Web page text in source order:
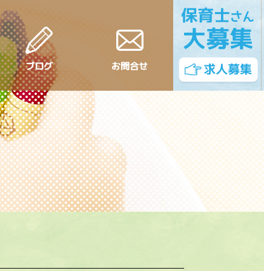
ブログ お問合せ